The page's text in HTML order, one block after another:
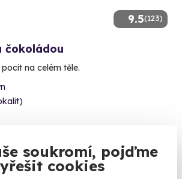
soukromí, pojďme
cookies
9.5(123)
čokoládou
na celém těle.